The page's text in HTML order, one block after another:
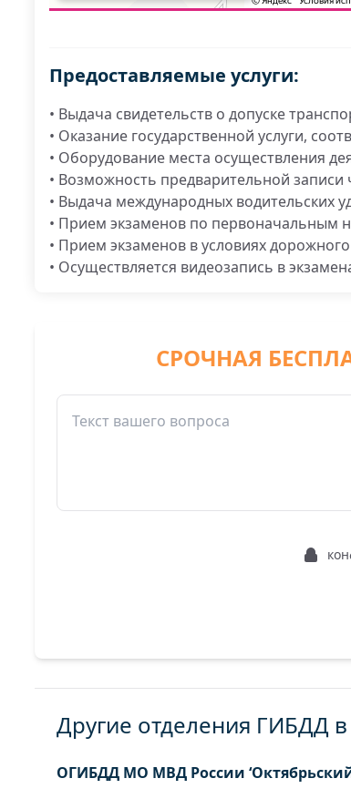
Предоставляемые услуги:
• Выдача свидетельств о допуске
• Оказание государственной услуги,
• Оборудование места осуществления
• Возможность предварительной записи
• Выдача международных водительских
• Прием экзаменов по первоначальным
• Прием экзаменов в условиях
• Осуществляется видеозапись в
СРОЧНАЯ
Другие отделения ГИБДД
ОГИБДД МО МВД России